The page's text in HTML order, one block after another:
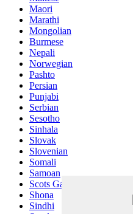
Maori
Marathi
Mongolian
Burmese
Nepali
Norwegian
Pashto
Persian
Punjabi
Serbian
Sesotho
Sinhala
Slovak
Slovenian
Somali
Samoan
Scots Gaelic
Shona
Sindhi